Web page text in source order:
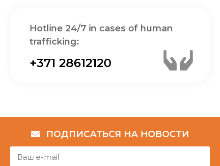
Hotline 24/7 in cases of human
trafficking:
+371 28612120
ПОДПИСАТЬСЯ НА НОВОСТИ